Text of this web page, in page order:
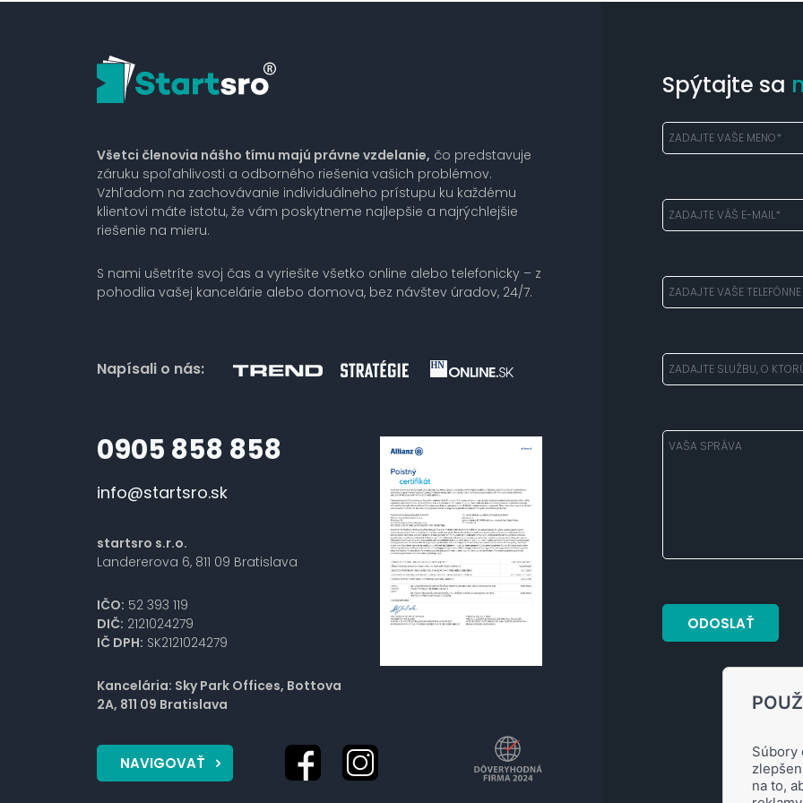
Súbory
na to,
Všetci členovia nášho tímu majú právne vzdelanie, čo predstavuje
záruku spoľahlivosti a odborného riešenia vašich problémov.
Vzhľadom na zachovávanie individuálneho prístupu ku každému
klientovi máte istotu, že vám poskytneme najlepšie a najrýchlejšie
riešenie na mieru.
S nami ušetríte svoj čas a vyriešite všetko online alebo telefonicky – z
pohodlia vašej kancelárie alebo domova, bez návštev úradov, 24/7.
Napísali o nás:
0905 858 858
info@startsro.sk
startsro s.r.o.
Landererova 6, 811 09 Bratislava
IČO: 52 393 119
DIČ: 2121024279
IČ DPH: SK2121024279
Kancelária: Sky Park Offices, Bottova
2A, 811 09 Bratislava
NAVIGOVAŤ
Spýtajte sa